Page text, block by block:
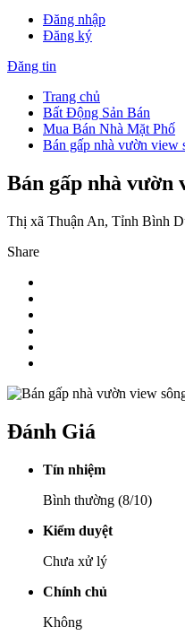
Đăng nhập
Đăng ký
Đăng tin
Trang chủ
Bất Động Sản Bán
Mua Bán Nhà Mặt Phố
Bán gấp nhà vườn view
Bán gấp nhà vườn
Thị xã Thuận An, Tỉnh Bình
Share
Đánh Giá
Tín nhiệm
Bình thường (8/10)
Kiểm duyệt
Chưa xử lý
Chính chủ
Không